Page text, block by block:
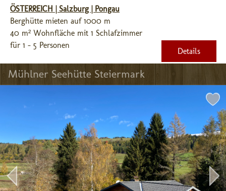
ÖSTERREICH | Salzburg | Pongau
Berghütte mieten auf 1000 m
40 m² Wohnfläche mit 1 Schlafzimmer
für 1 - 5 Personen
Details
Mühlner Seehütte Steiermark